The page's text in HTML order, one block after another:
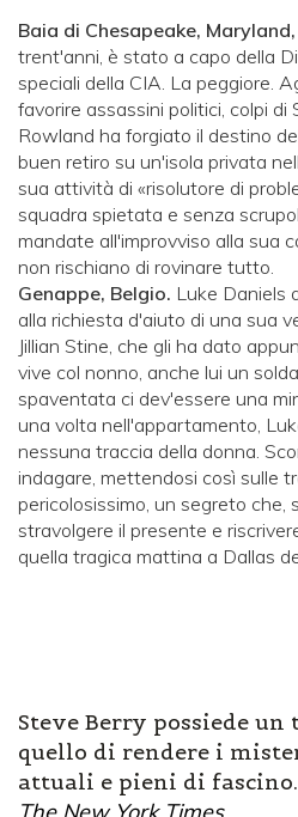
Baia di Chesapeake,
trent'anni, è stato a capo della
speciali della CIA. La peggiore.
favorire assassini politici, colpi di
Rowland ha forgiato il destino
buen retiro su un'isola privata
sua attività di «risolutore di
squadra spietata e senza
mandate all'improvviso alla sua
non rischiano di rovinare tutto.
Genappe, Belgio. Luke Daniels
alla richiesta d'aiuto di una sua
Jillian Stine, che gli ha dato
vive col nonno, anche lui un
spaventata ci dev'essere una
una volta nell'appartamento,
nessuna traccia della donna.
indagare, mettendosi così sulle
pericolosissimo, un segreto che,
stravolgere il presente e
quella tragica mattina a Dallas
Steve Berry possiede un
quello di rendere i
attuali e pieni di fascino.